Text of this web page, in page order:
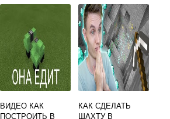
ДЫХАНИЯ
ВИДЕО КАК
ПОСТРОИТЬ В
КАК СДЕЛАТЬ
ШАХТУ В